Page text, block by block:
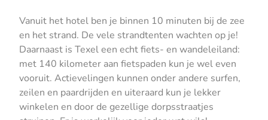
Vanuit het hotel ben je binnen 10 minuten bij de zee
en het strand. De vele strandtenten wachten op je!
Daarnaast is Texel een echt fiets- en wandeleiland:
met 140 kilometer aan fietspaden kun je wel even
vooruit. Actievelingen kunnen onder andere surfen,
zeilen en paardrijden en uiteraard kun je lekker
winkelen en door de gezellige dorpsstraatjes